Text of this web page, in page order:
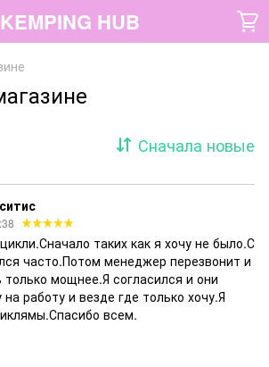
KEMPING HUB
Сначала новые
таких как я хочу не было.С
часто.Потом менеджер перезвонит и
мощнее.Я согласился и они
работу и везде где только хочу.Я
всем.